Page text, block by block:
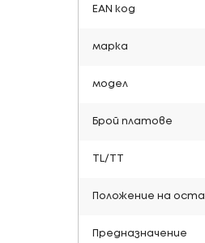
EAN код
марка
модел
Брой платове
TL/TT
Положение на оста
Предназначение